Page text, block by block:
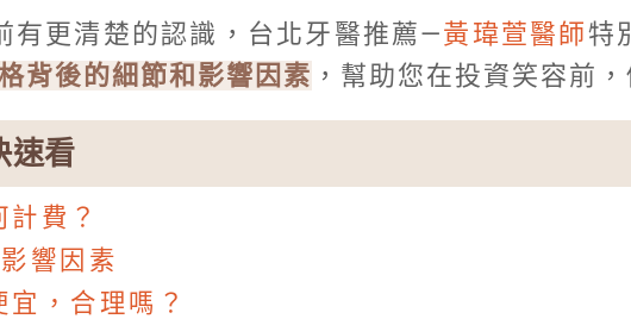
有更清楚的認識，台北牙醫推薦—黃瑋萱醫師特
背後的細節和影響因素 ，幫助您在投資笑容前
速看
費？
響因素
，合理嗎？